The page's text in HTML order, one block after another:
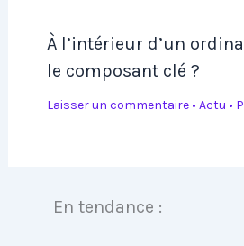
À l’intérieur d’un
le composant clé ?
Laisser un commentaire • Actu •
En tendance :